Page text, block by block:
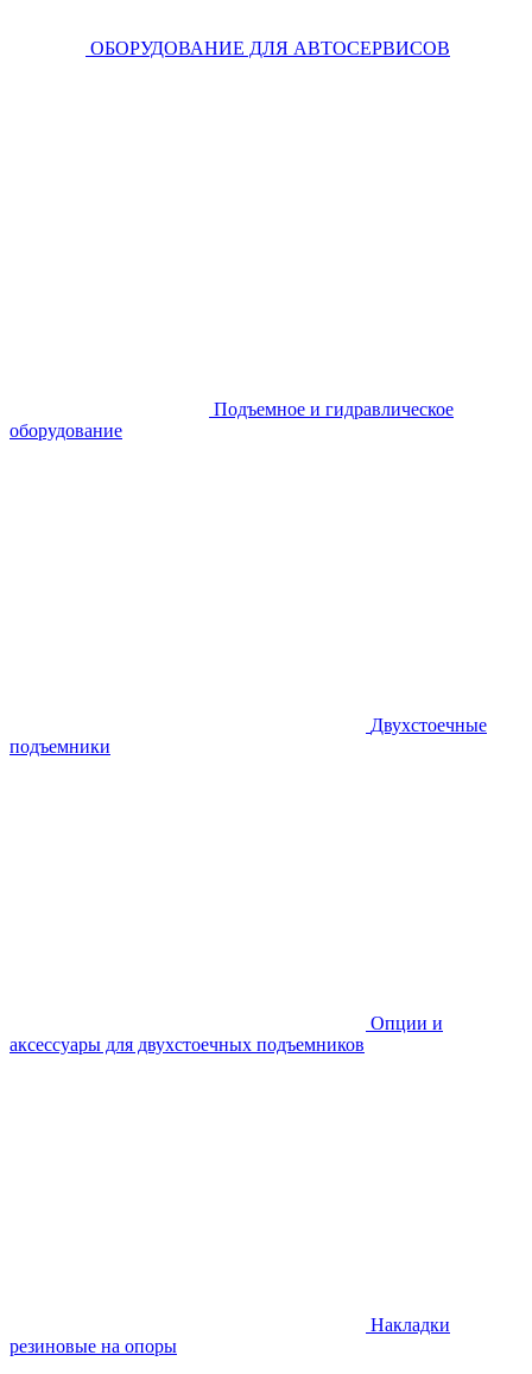
ОБОРУДОВАНИЕ ДЛЯ АВТОСЕРВИСОВ
Подъемное и гидравлическое
оборудование
Двухстоечные
подъемники
Опции и
аксессуары для двухстоечных подъемников
Накладки
резиновые на опоры